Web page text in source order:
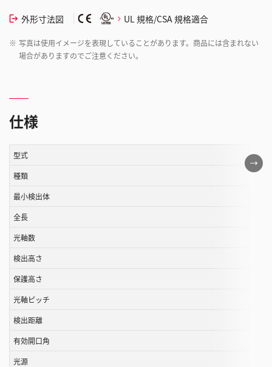
外形寸法図 UL 規格/CSA 規格適合
※ 写真は使用イメージを表現していることがあります。商品には含まれない
場合がありますのでご注意ください。
仕様
こ
の
型式
種類
最小検出体
全長
光軸数
検出高さ
保護高さ
光軸ピッチ
検出距離
有効開口角
光源